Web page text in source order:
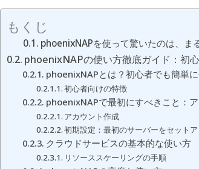
もくじ
phoenixNAPを使って驚いたのは、ま
phoenixNAPの使い方徹底ガイド：初
phoenixNAPとは？初心者でも簡単
初心者向けの特徴
phoenixNAPで最初にすべきこと：
アカウント作成
初期設定：最初のサーバーをセット
クラウドサービスの基本的な使い方
リソーススケーリングの手順